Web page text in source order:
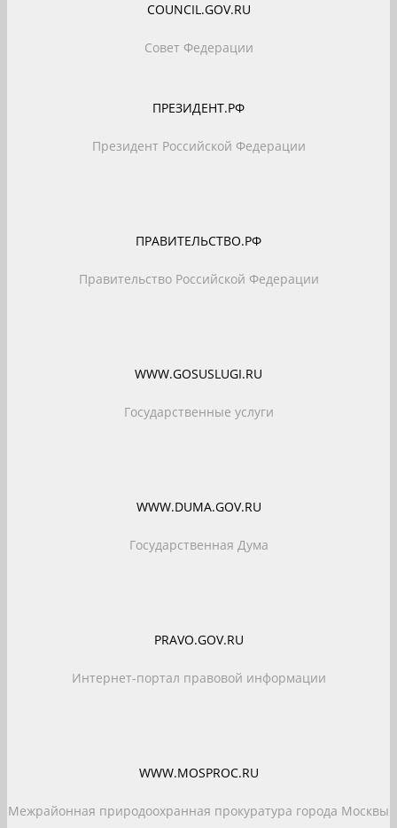
COUNCIL.GOV.RU
Совет Федерации
ПРЕЗИДЕНТ.РФ
Президент Российской Федерации
ПРАВИТЕЛЬСТВО.РФ
Правительство Российской Федерации
WWW.GOSUSLUGI.RU
Государственные услуги
WWW.DUMA.GOV.RU
Государственная Дума
PRAVO.GOV.RU
Интернет-портал правовой информации
WWW.MOSPROC.RU
Межрайонная природоохранная прокуратура города Москвы